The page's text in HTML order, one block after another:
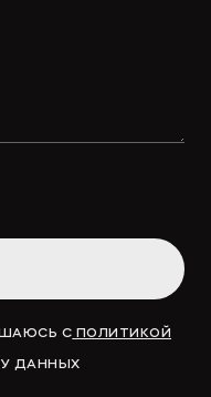
С ПОЛИТИКОЙ
ДАННЫХ